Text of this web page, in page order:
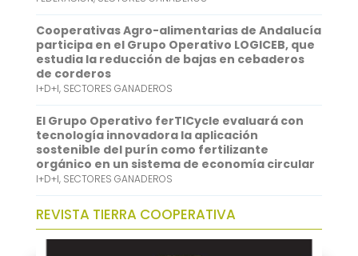
Cooperativas Agro-alimentarias de Andalucía
participa en el Grupo Operativo LOGICEB, que
estudia la reducción de bajas en cebaderos
de corderos
I+D+I, SECTORES GANADEROS
El Grupo Operativo ferTICycle evaluará con
tecnología innovadora la aplicación
sostenible del purín como fertilizante
orgánico en un sistema de economía circular
I+D+I, SECTORES GANADEROS
REVISTA TIERRA COOPERATIVA